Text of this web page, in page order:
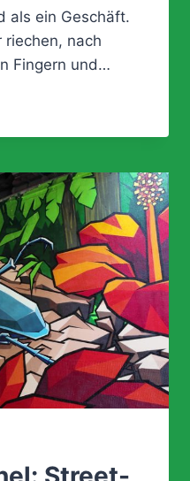
als ein Geschäft.
riechen, nach
Fingern und…